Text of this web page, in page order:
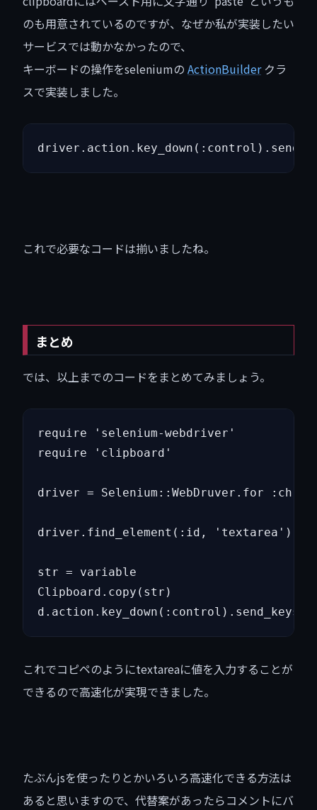
のも用意されているのですが、なぜか私が実装したい
サービスでは動かなかったので、
キーボードの操作をseleniumの ActionBuilderクラ
スで実装しました。
これで必要なコードは揃いましたね。
まとめ
では、以上までのコードをまとめてみましょう。
require 'selenium-webdriver'
require 'clipboard'
driver = Selenium::WebDruver.for
driver.find_element(:id,
str = variable
Clipboard.copy(str)
これでコピペのようにtextareaに値を入力することが
できるので高速化が実現できました。
たぶんjsを使ったりとかいろいろ高速化できる方法は
あると思いますので、代替案があったらコメントにバ